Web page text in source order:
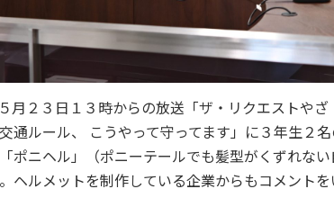
月２３日１３時からの放送「ザ・リクエストや
通ルール、 こうやって守ってます」に３年生２
ポニヘル」（ポニーテールでも髪型がくずれな
ヘルメットを制作している企業からもコメントを